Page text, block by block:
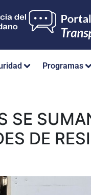
Programas
SE
DE